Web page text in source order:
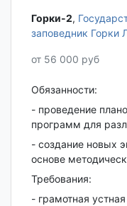
Горки-2‎,
заповедник Горки
от 56 000 руб
Обязанности:
- проведение
программ для
- создание новых
основе
Требования:
- грамотная